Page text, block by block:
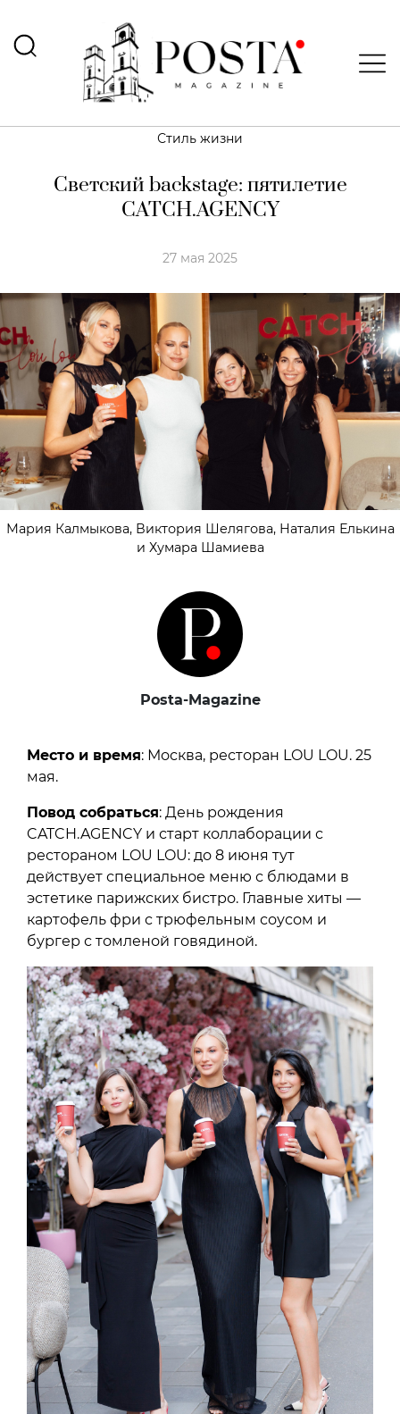
Стиль жизни
Светский backstage: пятилетие
CATCH.AGENCY
27 мая 2025
Мария Калмыкова, Виктория Шелягова, Наталия Елькина
и Хумара Шамиева
Posta-Magazine
Место и время: Москва, ресторан LOU LOU. 25
мая.
Повод собраться: День рождения
CATCH.AGENCY и старт коллаборации с
рестораном LOU LOU: до 8 июня тут
действует специальное меню с блюдами в
эстетике парижских бистро. Главные хиты —
картофель фри с трюфельным соусом и
бургер с томленой говядиной.